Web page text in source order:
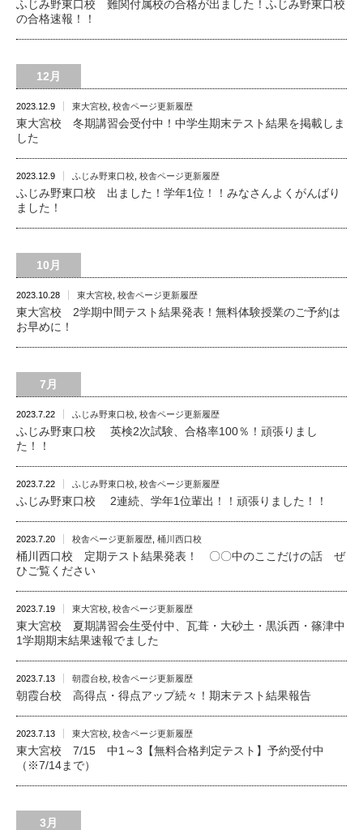
ふじみ野東口校 難関付属校の合格が出ました！ふじみ野東口校
の合格速報！！
12月
2023.12.9 東大宮校 校舎ページ更新履歴
東大宮校 冬期講習会受付中！中学生期末テスト結果を掲載しま
した
2023.12.9 ふじみ野東口校 校舎ページ更新履歴
ふじみ野東口校 出ました！学年1位！！みなさんよくがんばり
ました！
10月
2023.10.28 東大宮校 校舎ページ更新履歴
東大宮校 2学期中間テスト結果発表！無料体験授業のご予約は
お早めに！
7月
2023.7.22 ふじみ野東口校 校舎ページ更新履歴
ふじみ野東口校 英検2次試験、合格率100％！頑張りまし
た！！
2023.7.22 ふじみ野東口校 校舎ページ更新履歴
ふじみ野東口校 2連続、学年1位輩出！！頑張りました！！
2023.7.20 校舎ページ更新履歴 桶川西口校
桶川西口校 定期テスト結果発表！ 〇〇中のここだけの話 ぜ
ひご覧ください
2023.7.19 東大宮校 校舎ページ更新履歴
東大宮校 夏期講習会生受付中、瓦葺・大砂土・黒浜西・篠津中
1学期期末結果速報でました
2023.7.13 朝霞台校 校舎ページ更新履歴
朝霞台校 高得点・得点アップ続々！期末テスト結果報告
2023.7.13 東大宮校 校舎ページ更新履歴
東大宮校 7/15 中1～3【無料合格判定テスト】予約受付中
（※7/14まで）
3月